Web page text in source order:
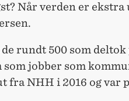
Når verden er
rundt 500 som
som jobber som
fra NHH i 2016 og var